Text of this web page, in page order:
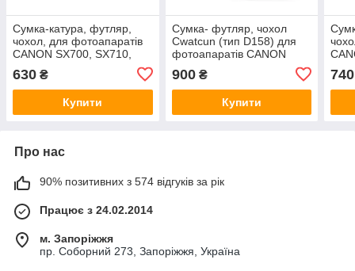
Сумка-катура, футляр,
чохол, для фотоапаратів
CANON SX700, SX710,
SX720, SX730, SX740 —
коричневий
630 ₴
Купити
Сумка- футляр, чохол
Cwatcun (тип D158) для
фотоапаратів CANON
SX730, SX740 чорний
900₴
Купити
740
Про нас
90% позитивних з 574 відгуків за рік
Працює з 24.02.2014
м. Запоріжжя
пр. Соборний 273, Запоріжжя, Україна